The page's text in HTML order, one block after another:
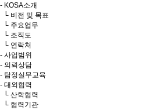
- KOSA소개
└ 비전 및 목표
└ 주요업무
└ 조직도
└ 연락처
- 사업범위
- 의뢰상담
- 탐정실무교육
- 대외협력
└ 산학협력
└ 협력기관